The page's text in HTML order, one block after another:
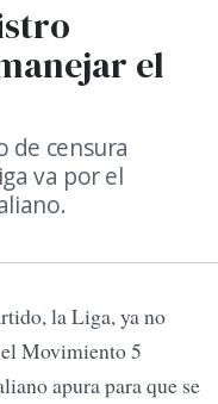
el
de censura
va por el
la Liga, ya no
Movimiento 5
apura para que se